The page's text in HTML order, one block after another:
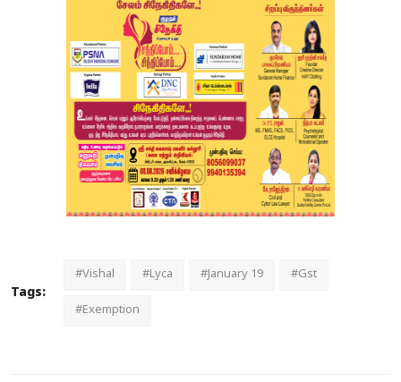
Tags:
#Vishal #Lyca #January 19 #Gst
#Exemption